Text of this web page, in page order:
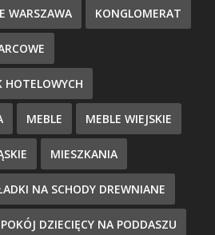
WARSZAWA KONGLOMERAT
HOTELOWYCH
MEBLE MEBLE WIEJSKIE
MIESZKANIA
NA SCHODY DREWNIANE
POKÓJ DZIECIĘCY NA PODDASZU